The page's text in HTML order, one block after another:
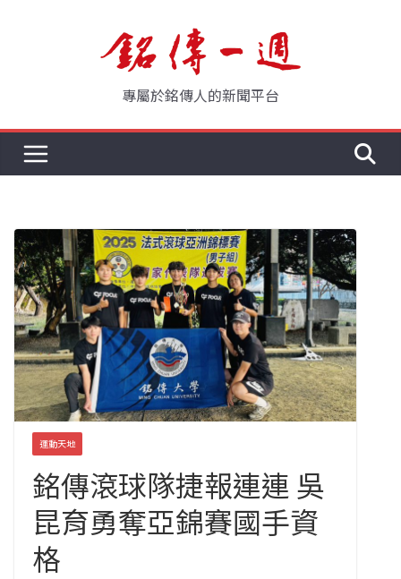
專屬於銘傳人的新聞平台
運動天地
銘傳滾球隊捷報連連 吳
昆育勇奪亞錦賽國手資
格